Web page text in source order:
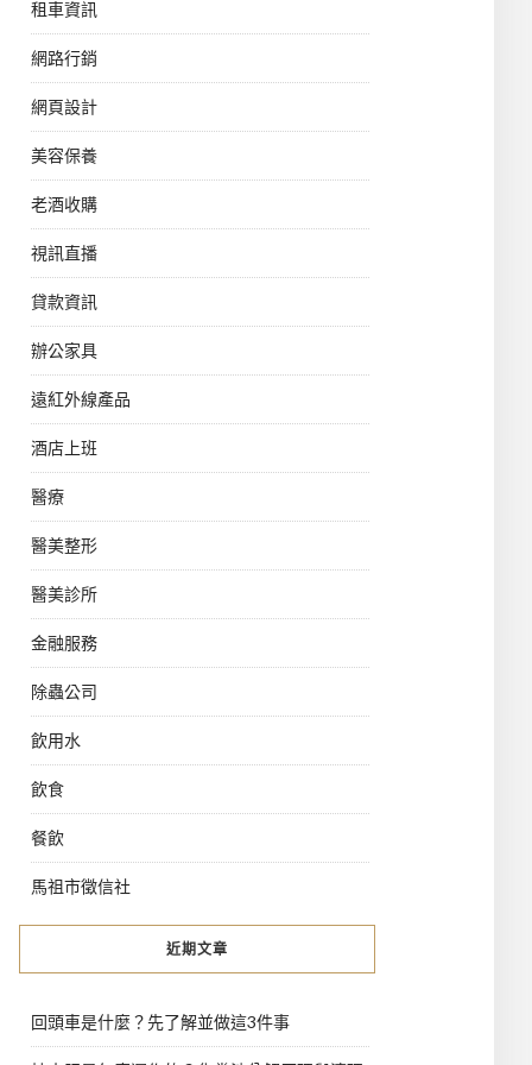
租車資訊
網路行銷
網頁設計
美容保養
老酒收購
視訊直播
貸款資訊
辦公家具
遠紅外線產品
酒店上班
醫療
醫美整形
醫美診所
金融服務
除蟲公司
飲用水
飲食
餐飲
馬祖市徵信社
近期文章
回頭車是什麼？先了解並做這3件事